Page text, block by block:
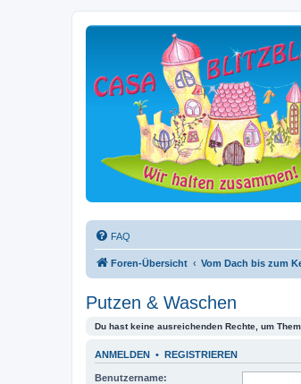
FAQ
Foren-Übersicht Vom Dach bis zum
Putzen & Waschen
Du hast keine ausreichenden Rechte, um
ANMELDEN • REGISTRIEREN
Benutzername: